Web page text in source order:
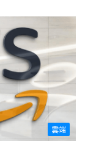
雲端